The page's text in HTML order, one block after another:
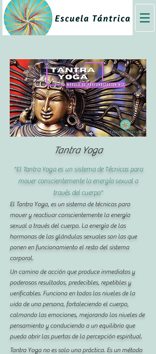
Tantra Yoga
"El Tantra Yoga es un sistema de Técnicas para
mover conscientemente la energía sexual a
través del cuerpo"
El Tantra Yoga, es un sistema de técnicas para
mover y reactivar conscientemente la energía
sexual a través del cuerpo. La energía de las
hormonas de las glándulas sexuales son las que
ponen en funcionamiento el resto del sistema
corporal.
Un camino de acción que produce inmediatos y
poderosos resultados, predecibles, repetibles y
verificables. Funciona en todos los niveles de la
vida de una persona, fortaleciendo el cuerpo,
calmando las emociones, mejorando los niveles de
pensamiento y conduciendo a un equilibrio que
pueda abrir las puertas de la percepción espiritual.
Tantra Yoga no es solo una práctica. Es un método